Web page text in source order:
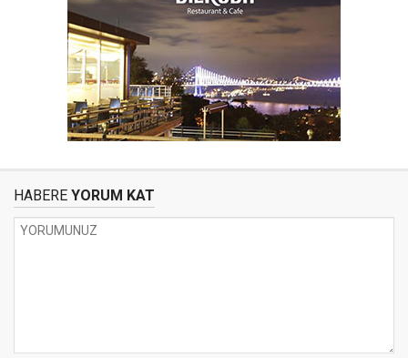
HABERE YORUM KAT